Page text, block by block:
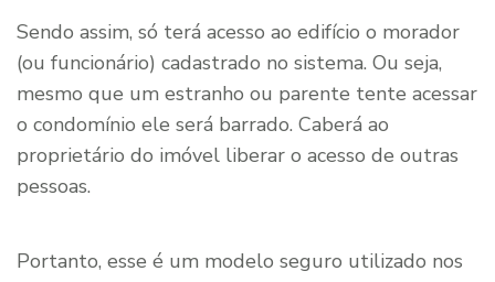
Sendo assim, só terá acesso ao edifício o morador
(ou funcionário) cadastrado no sistema. Ou seja,
mesmo que um estranho ou parente tente acessar
o condomínio ele será barrado. Caberá ao
proprietário do imóvel liberar o acesso de outras
pessoas.
Portanto, esse é um modelo seguro utilizado nos